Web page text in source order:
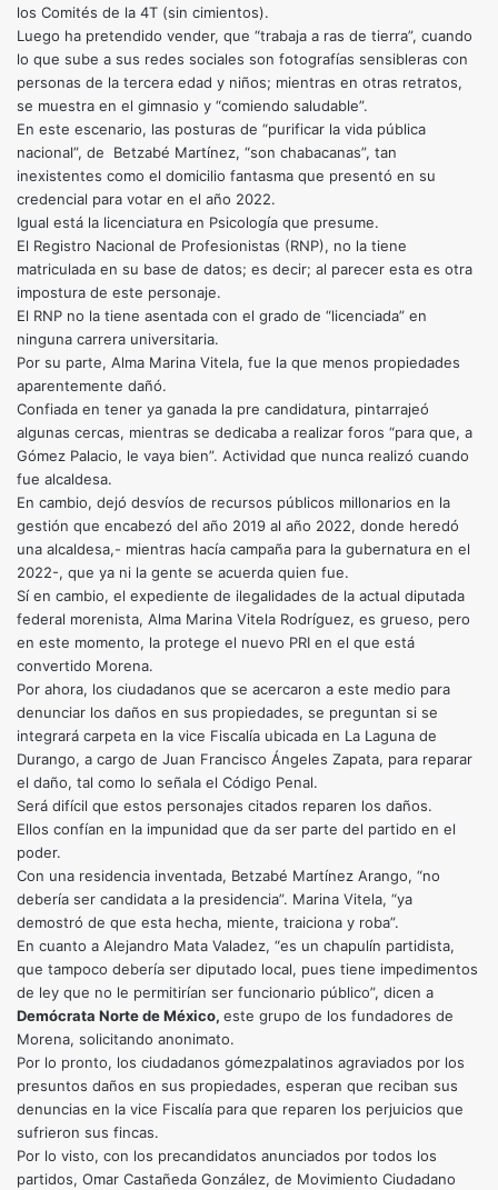
los Comités de la 4T (sin cimientos).
Luego ha pretendido vender, que “trabaja a ras de tierra”, cuando
lo que sube a sus redes sociales son fotografías sensibleras con
personas de la tercera edad y niños; mientras en otras retratos,
se muestra en el gimnasio y “comiendo saludable”.
En este escenario, las posturas de “purificar la vida pública
nacional”, de Betzabé Martínez, “son chabacanas”, tan
inexistentes como el domicilio fantasma que presentó en su
credencial para votar en el año 2022.
Igual está la licenciatura en Psicología que presume.
El Registro Nacional de Profesionistas (RNP), no la tiene
matriculada en su base de datos; es decir; al parecer esta es otra
impostura de este personaje.
El RNP no la tiene asentada con el grado de “licenciada” en
ninguna carrera universitaria.
Por su parte, Alma Marina Vitela, fue la que menos propiedades
aparentemente dañó.
Confiada en tener ya ganada la pre candidatura, pintarrajeó
algunas cercas, mientras se dedicaba a realizar foros “para que, a
Gómez Palacio, le vaya bien”. Actividad que nunca realizó cuando
fue alcaldesa.
En cambio, dejó desvíos de recursos públicos millonarios en la
gestión que encabezó del año 2019 al año 2022, donde heredó
una alcaldesa,- mientras hacía campaña para la gubernatura en el
2022-, que ya ni la gente se acuerda quien fue.
Sí en cambio, el expediente de ilegalidades de la actual diputada
federal morenista, Alma Marina Vitela Rodríguez, es grueso, pero
en este momento, la protege el nuevo PRI en el que está
convertido Morena.
Por ahora, los ciudadanos que se acercaron a este medio para
denunciar los daños en sus propiedades, se preguntan si se
integrará carpeta en la vice Fiscalía ubicada en La Laguna de
Durango, a cargo de Juan Francisco Ángeles Zapata, para reparar
el daño, tal como lo señala el Código Penal.
Será difícil que estos personajes citados reparen los daños.
Ellos confían en la impunidad que da ser parte del partido en el
poder.
Con una residencia inventada, Betzabé Martínez Arango, “no
debería ser candidata a la presidencia”. Marina Vitela, “ya
demostró de que esta hecha, miente, traiciona y roba”.
En cuanto a Alejandro Mata Valadez, “es un chapulín partidista,
que tampoco debería ser diputado local, pues tiene impedimentos
de ley que no le permitirían ser funcionario público”, dicen a
Demócrata Norte de México, este grupo de los fundadores de
Morena, solicitando anonimato.
Por lo pronto, los ciudadanos gómezpalatinos agraviados por los
presuntos daños en sus propiedades, esperan que reciban sus
denuncias en la vice Fiscalía para que reparen los perjuicios que
sufrieron sus fincas.
Por lo visto, con los precandidatos anunciados por todos los
partidos, Omar Castañeda González, de Movimiento Ciudadano